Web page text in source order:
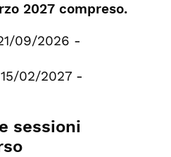
2027 compreso.
09/2026 -
02/2027 -
sessioni